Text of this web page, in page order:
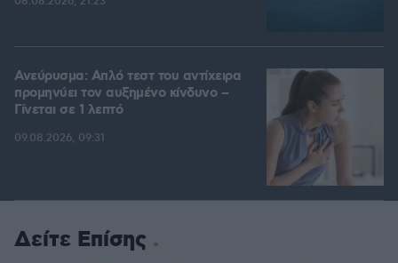
Ανεύρυσμα: Απλό τεστ του αντίχειρα
προμηνύει τον αυξημένο κίνδυνο –
Γίνεται σε 1 λεπτό
09.08.2026, 09:31
Δείτε Επίσης